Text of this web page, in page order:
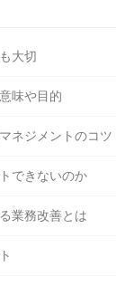
大切
味や目的
ネジメントのコツ
できないのか
業務改善とは